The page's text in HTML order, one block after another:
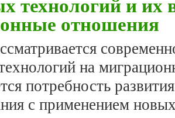
отношения
на
потребность
с применением